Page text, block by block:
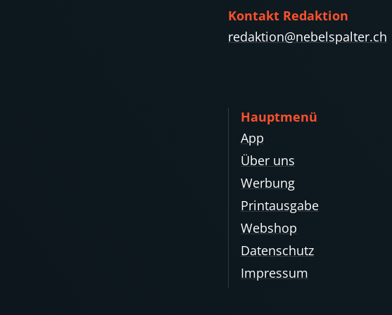
Kontakt Redaktion
redaktion@nebelspalter.ch
Hauptmenü
App
Über uns
Werbung
Printausgabe
Webshop
Datenschutz
Impressum